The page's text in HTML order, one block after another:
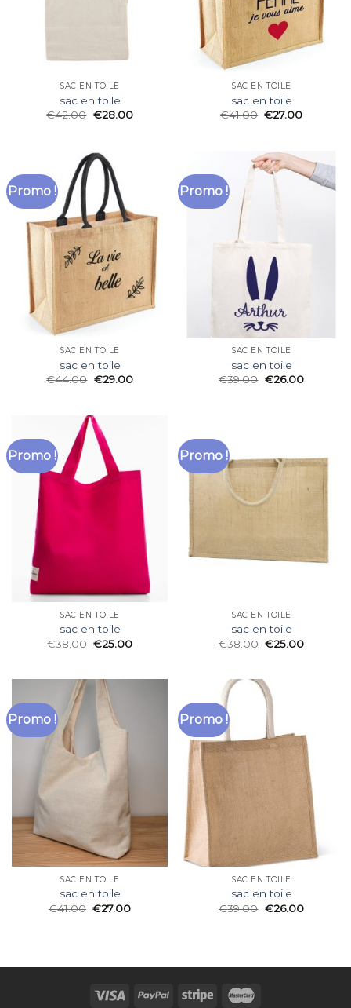
SAC EN TOILE
sac en toile
€42.00 €28.00
SAC EN TOILE
sac en toile
€41.00 €27.00
Promo !
SAC EN TOILE
sac en toile
€44.00 €29.00
Promo !
SAC EN TOILE
sac en toile
€39.00 €26.00
Promo !
SAC EN TOILE
sac en toile
€38.00 €25.00
Promo !
SAC EN TOILE
sac en toile
€38.00 €25.00
Promo !
SAC EN TOILE
sac en toile
€41.00 €27.00
Promo !
SAC EN TOILE
sac en toile
€39.00 €26.00